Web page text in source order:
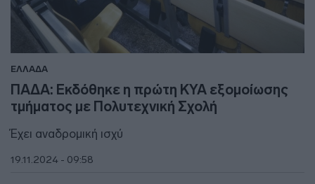
ΕΛΛΑΔΑ
ΠΑΔΑ: Εκδόθηκε η πρώτη ΚΥΑ εξομοίωσης
τμήματος με Πολυτεχνική Σχολή
Έχει αναδρομική ισχύ
19.11.2024 - 09:58